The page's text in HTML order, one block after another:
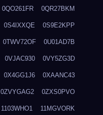
0QO261FR 0QR27BKM
0S4IXXQE 0S9E2KPP
0TWV72OF 0U01AD7B
0VJAC930 0VY5ZG3D
0X4GG1J6 0XAANC43
0ZVYGAG2 0ZXS0PVO
1103WHO1 11MGVORK